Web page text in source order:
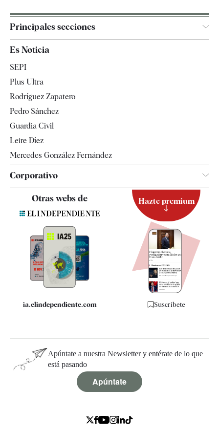
Principales secciones
Televisión
Es Noticia
SEPI
Plus Ultra
Rodríguez Zapatero
Pedro Sánchez
Guardia Civil
Leire Díez
Mercedes González Fernández
Corporativo
Quiénes somos
Especificaciones
Otras webs de
ia.elindependiente.com
Hazte premium
Suscríbete
Apúntate a nuestra Newsletter y entérate de lo que
está pasando
Apúntate